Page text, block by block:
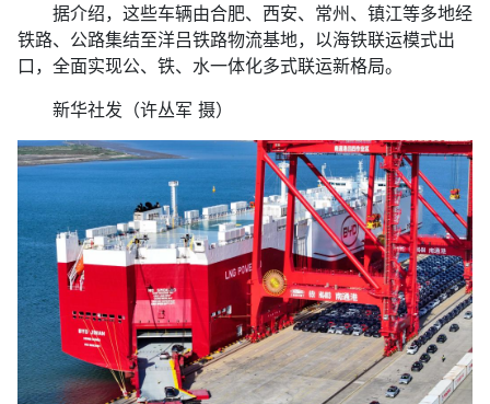
据介绍，这些车辆由合肥、西安、常州、镇江等多地经
铁路、公路集结至洋吕铁路物流基地，以海铁联运模式出
口，全面实现公、铁、水一体化多式联运新格局。
新华社发（许丛军 摄）